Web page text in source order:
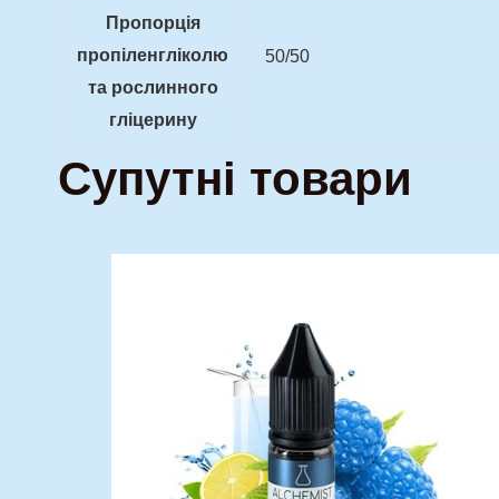
Пропорція
пропіленгліколю
та рослинного
гліцерину
50/50
Супутні товари
160,00 грн..
можна
вибрати